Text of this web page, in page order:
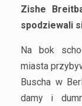
Zishe
spodziewali
Na bok
miasta
Buscha w
damy i